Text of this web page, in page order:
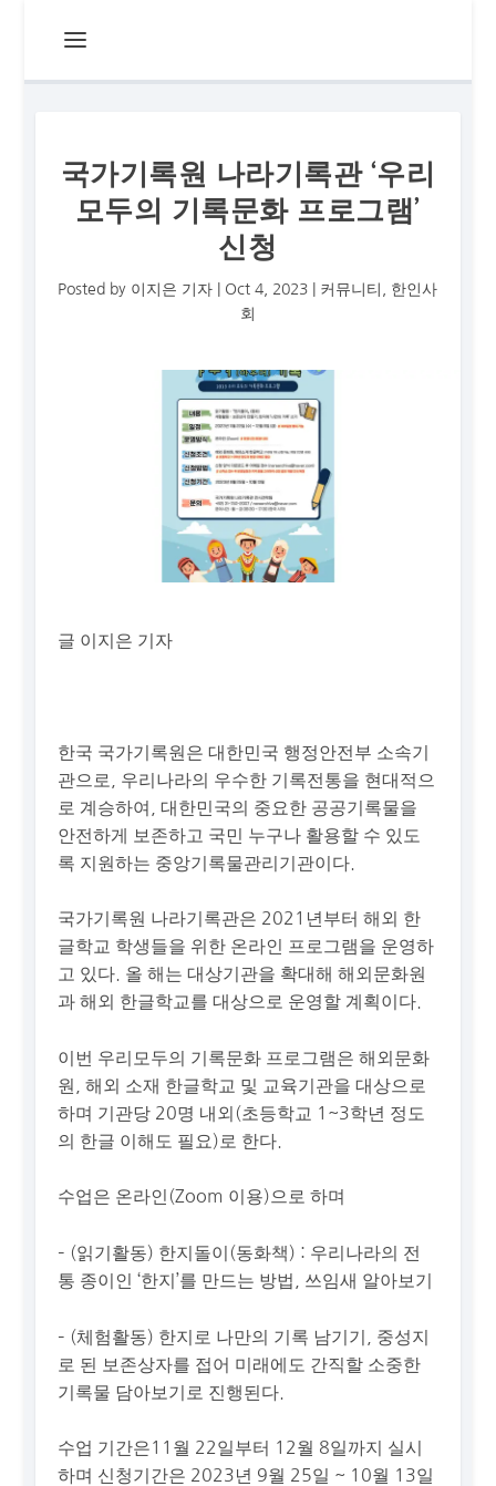
국가기록원 나라기록관 ‘우리
모두의 기록문화 프로그램’
신청
Posted by 이지은 기자 Oct 4, 2023 커뮤니티
한인사
회
글 이지은 기자
한국 국가기록원은 대한민국 행정안전부 소속기
관으로, 우리나라의 우수한 기록전통을 현대적으
로 계승하여, 대한민국의 중요한 공공기록물을
안전하게 보존하고 국민 누구나 활용할 수 있도
록 지원하는 중앙기록물관리기관이다.
국가기록원 나라기록관은 2021년부터 해외 한
글학교 학생들을 위한 온라인 프로그램을 운영하
고 있다. 올 해는 대상기관을 확대해 해외문화원
과 해외 한글학교를 대상으로 운영할 계획이다.
이번 우리모두의 기록문화 프로그램은 해외문화
원, 해외 소재 한글학교 및 교육기관을 대상으로
하며 기관당 20명 내외(초등학교 1~3학년 정도
의 한글 이해도 필요)로 한다.
수업은 온라인(Zoom 이용)으로 하며
– (읽기활동) 한지돌이(동화책) : 우리나라의 전
통 종이인 ‘한지’를 만드는 방법, 쓰임새 알아보기
– (체험활동) 한지로 나만의 기록 남기기, 중성지
로 된 보존상자를 접어 미래에도 간직할 소중한
기록물 담아보기로 진행된다.
수업 기간은11월 22일부터 12월 8일까지 실시
하며 신청기간은 2023년 9월 25일 ~ 10월 13일